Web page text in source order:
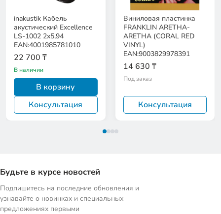
inakustik Кабель
акустический Excellence
LS-1002 2x5,94
EAN:4001985781010
22 700 ₸
В наличии
В корзину
Консультация
Виниловая пластинка
FRANKLIN ARETHA-
ARETHA (CORAL RED
VINYL)
EAN:9003829978391
14 630 ₸
Под заказ
Консультация
Будьте в курсе новостей
Подпишитесь на последние обновления и
узнавайте о новинках и специальных
предложениях первыми